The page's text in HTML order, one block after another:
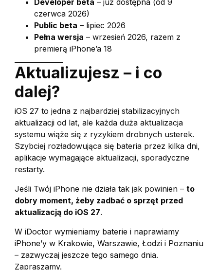
czerwca 2026)
Public beta – lipiec 2026
Pełna wersja – wrzesień 2026, razem z
premierą iPhone’a 18
Aktualizujesz – i co
dalej?
iOS 27 to jedna z najbardziej stabilizacyjnych
aktualizacji od lat, ale każda duża aktualizacja
systemu wiąże się z ryzykiem drobnych usterek.
Szybciej rozładowująca się bateria przez kilka dni,
aplikacje wymagające aktualizacji, sporadyczne
restarty.
Jeśli Twój iPhone nie działa tak jak powinien – to
dobry moment, żeby zadbać o sprzęt przed
aktualizacją do iOS 27.
W iDoctor wymieniamy baterie i naprawiamy
iPhone’y w Krakowie, Warszawie, Łodzi i Poznaniu
– zazwyczaj jeszcze tego samego dnia.
Zapraszamy.